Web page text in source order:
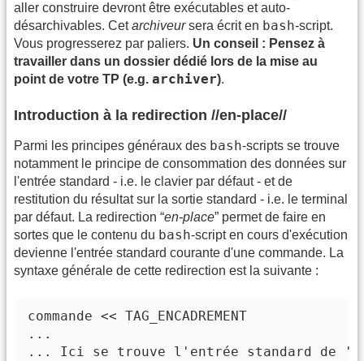
aller construire devront être exécutables et auto-
désarchivables. Cetarchiveursera écrit en bash-script.
Vous progresserez par paliers. Un conseil : Pensez à
travailler dans un dossier dédié lors de la mise au
point de votre TP (e.g. archiver).
Introduction à la redirection //en-place//
Parmi les principes généraux des bash-scripts se trouve
notamment le principe de consommation des données sur
l'entrée standard - i.e. le clavier par défaut - et de
restitution du résultat sur la sortie standard - i.e. le terminal
par défaut. La redirection “en-place” permet de faire en
sortes que le contenu du bash-script en cours d'exécution
devienne l'entrée standard courante d'une commande. La
syntaxe générale de cette redirection est la suivante :
commande << TAG_ENCADREMENT
...
... Ici se trouve l'entrée standard de